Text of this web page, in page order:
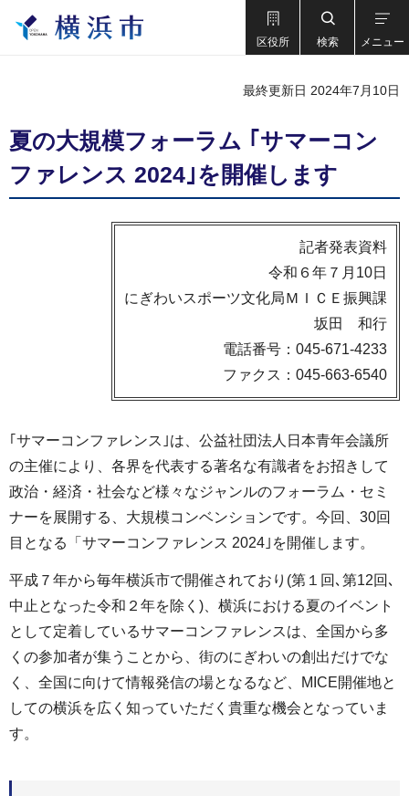
区役所 検索 メニュー
最終更新日 2024年7月10日
夏の大規模フォーラム ｢サマーコン
ファレンス 2024｣を開催します
記者発表資料
令和６年７月10日
にぎわいスポーツ文化局ＭＩＣＥ振興課
坂田 和行
電話番号：045-671-4233
ファクス：045-663-6540
｢サマーコンファレンス｣は、公益社団法人日本青年会議所
の主催により、各界を代表する著名な有識者をお招きして
政治・経済・社会など様々なジャンルのフォーラム・セミ
ナーを展開する、大規模コンベンションです。今回、30回
目となる「サマーコンファレンス 2024｣を開催します。
平成７年から毎年横浜市で開催されており(第１回､第12回､
中止となった令和２年を除く)、横浜における夏のイベント
として定着しているサマーコンファレンスは、全国から多
くの参加者が集うことから、街のにぎわいの創出だけでな
く、全国に向けて情報発信の場となるなど、MICE開催地と
しての横浜を広く知っていただく貴重な機会となっていま
す。